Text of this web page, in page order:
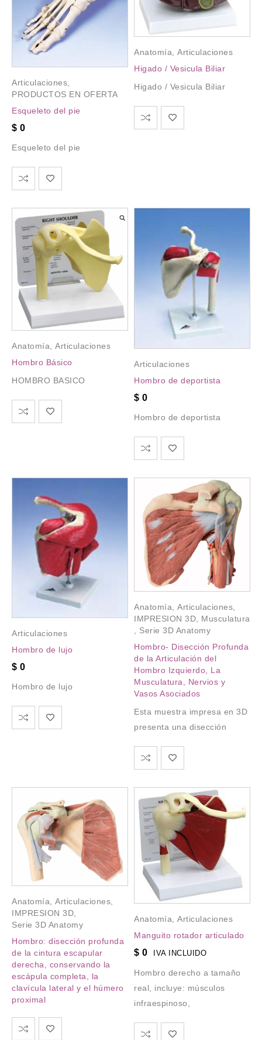
Articulaciones
PRODUCTOS EN OFERTA
Esqueleto del pie
$ 0
Esqueleto del pie
Anatomía, Articulaciones
Higado / Vesicula Biliar
Higado / Vesicula Biliar
Anatomía
Articulaciones
Hombro Básico
HOMBRO BASICO
Articulaciones
Hombro de deportista
$ 0
Hombro de deportista
Articulaciones
Hombro de lujo
$ 0
Hombro de lujo
Anatomía Articulaciones
IMPRESION 3D
Musculatura
Serie 3D Anatomy
Hombro- Disección Profunda
de la Articulación del
Hombro Izquierdo, La
Musculatura, Nervios y
Vasos Asociados
Esta muestra impresa en 3D
presenta una disección
Anatomía Articulaciones
IMPRESION 3D
Serie 3D Anatomy
Hombro: disección profunda
de la cintura escapular
derecha, conservando la
escápula completa, la
clavícula lateral y el húmero
proximal
Anatomía
Articulaciones
Manguito rotador articulado
$ 0 IVA INCLUIDO
Hombro derecho a tamaño
real, incluye: músculos
infraespinoso,